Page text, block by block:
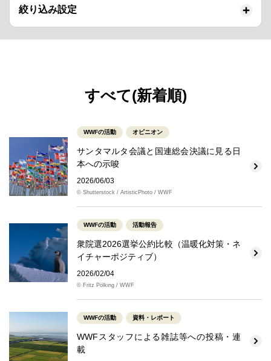
絞り込み設定
すべて(新着順)
WWFの活動 オピニオン
サンタマルタ会議と国連総会決議に見る日
本への示唆
2026/06/03
© Shutterstock / ArtisticPhoto / WWF
WWFの活動 活動報告
衆院選2026選挙公約比較（温暖化対策・ネ
イチャーポジティブ）
2026/02/04
© Fritz Pölking / WWF
WWFの活動 資料・レポート
WWFスタッフによる雑誌等への投稿・連
載